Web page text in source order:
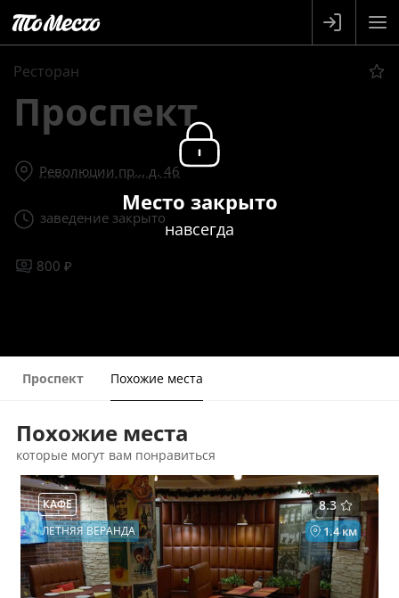
Ресторан
Проспект
Революции пр.., д. 46
заведение закрыто
800 ₽
Место закрыто
навсегда
Проспект Похожие места
Похожие места
которые могут вам понравиться
8.3
КАФЕ
1.4 км
ЛЕТНЯЯ ВЕРАНДА